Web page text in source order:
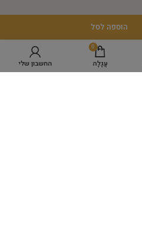
הוספה לסל
0
עֲגָלָה החשבון שלי